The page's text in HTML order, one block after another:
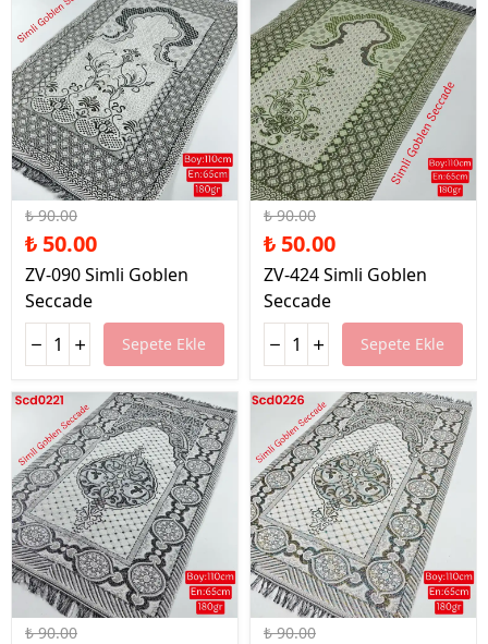
%44 İndirim
₺ 90.00
₺ 50.00
ZV-090 Simli Goblen
Seccade
Sepete Ekle
%44 İndirim
₺ 90.00
₺ 50.00
ZV-424 Simli Goblen
Seccade
Sepete Ekle
%44 İndirim
₺ 90.00
%44 İndirim
₺ 90.00